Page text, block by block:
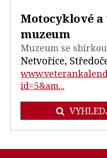
Motocyklové
muzeum
Muzeum se
Netvořice,
id=5&am...